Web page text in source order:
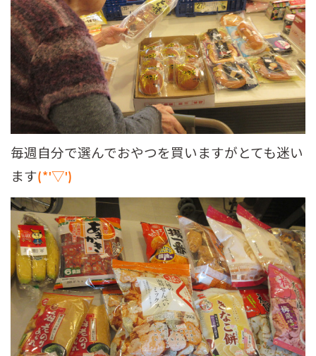
毎週自分で選んでおやつを買いますがとても迷い
ます(*'▽')